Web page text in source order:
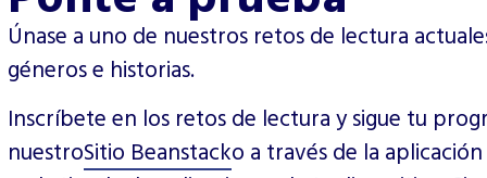
Únase a uno de nuestros retos de lectura
géneros e historias.
Inscríbete en los retos de lectura y sigue tu
nuestroSitio Beanstacko a través de la